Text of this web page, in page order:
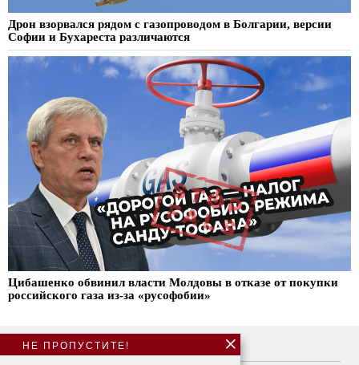
Дрон взорвался рядом с газопроводом в Болгарии, версии
Софии и Бухареста различаются
Цибашенко обвинил власти Молдовы в отказе от покупки
российского газа из-за «русофобии»
О нас
НЕ ПРОПУСТИТЕ!